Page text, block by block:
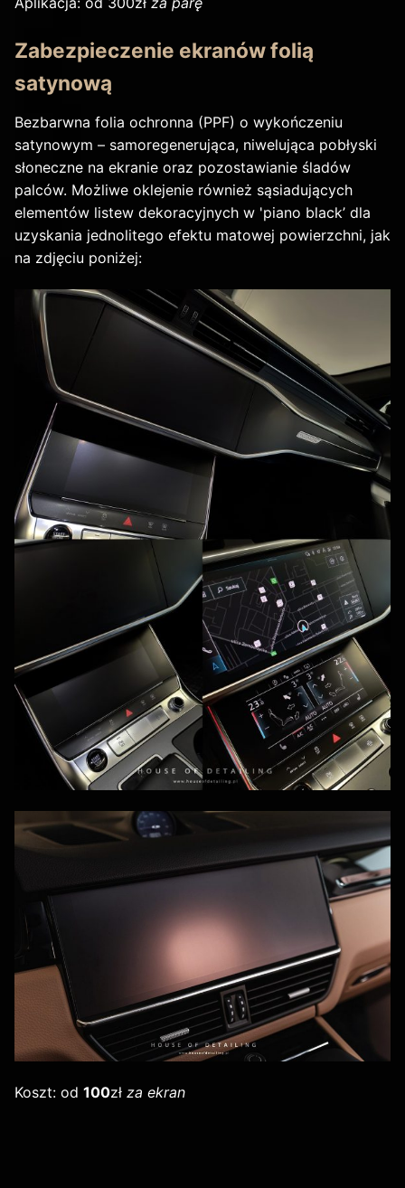
Zabezpieczenie ekranów folią
satynową
Bezbarwna folia ochronna (PPF) o wykończeniu
satynowym – samoregenerująca, niwelująca pobłyski
słoneczne na ekranie oraz pozostawianie śladów
palców. Możliwe oklejenie również sąsiadujących
elementów listew dekoracyjnych w 'piano black’ dla
uzyskania jednolitego efektu matowej powierzchni, jak
na zdjęciu poniżej:
Koszt: od 100zł za ekran